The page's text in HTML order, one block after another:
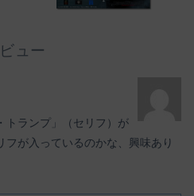
ュー
トランプ」（セリフ）が
フが入っているのかな、興味あり